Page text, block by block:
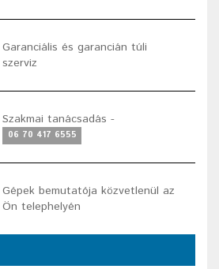
Garanciális és garancián túli
szerviz
Szakmai tanácsadás -
06 70 417 6555
Gépek bemutatója közvetlenül az
Ön telephelyén